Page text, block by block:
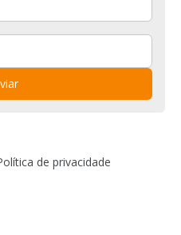
de privacidade